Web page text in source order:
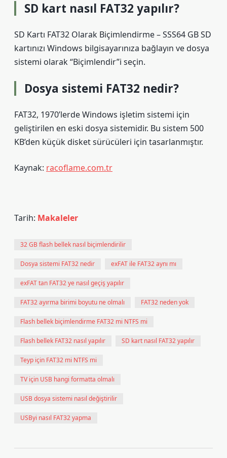
SD kart nasıl FAT32 yapılır?
SD Kartı FAT32 Olarak Biçimlendirme – SSS64 GB SD
kartınızı Windows bilgisayarınıza bağlayın ve dosya
sistemi olarak “Biçimlendir”i seçin.
Dosya sistemi FAT32 nedir?
FAT32, 1970’lerde Windows işletim sistemi için
geliştirilen en eski dosya sistemidir. Bu sistem 500
KB’den küçük disket sürücüleri için tasarlanmıştır.
Kaynak: racoflame.com.tr
Tarih: Makaleler
32 GB flash bellek nasıl biçimlendirilir
Dosya sistemi FAT32 nedir exFAT ile FAT32 aynı mı
exFAT tan FAT32 ye nasıl geçiş yapılır
FAT32 ayırma birimi boyutu ne olmalı FAT32 neden yok
Flash bellek biçimlendirme FAT32 mi NTFS mi
Flash bellek FAT32 nasıl yapılır SD kart nasıl FAT32 yapılır
Teyp için FAT32 mi NTFS mi
TV için USB hangi formatta olmalı
USB dosya sistemi nasıl değiştirilir
USByi nasıl FAT32 yapma